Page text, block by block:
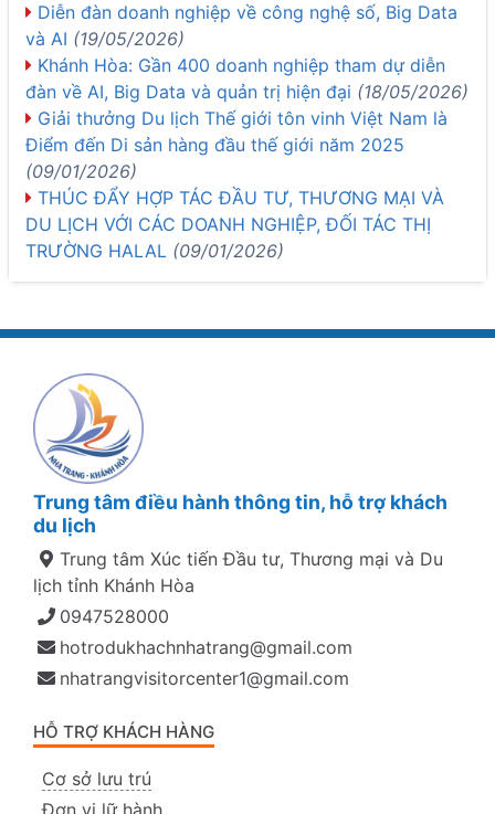
Diễn đàn doanh nghiệp về công nghệ số, Big Data
và AI (19/05/2026)
Khánh Hòa: Gần 400 doanh nghiệp tham dự diễn
đàn về AI, Big Data và quản trị hiện đại (18/05/2026)
Giải thưởng Du lịch Thế giới tôn vinh Việt Nam là
Điểm đến Di sản hàng đầu thế giới năm 2025
(09/01/2026)
THÚC ĐẨY HỢP TÁC ĐẦU TƯ, THƯƠNG MẠI VÀ
DU LỊCH VỚI CÁC DOANH NGHIỆP, ĐỐI TÁC THỊ
TRƯỜNG HALAL (09/01/2026)
Trung tâm điều hành thông tin, hỗ trợ khách
du lịch
Trung tâm Xúc tiến Đầu tư, Thương mại và Du
lịch tỉnh Khánh Hòa
0947528000
hotrodukhachnhatrang@gmail.com
nhatrangvisitorcenter1@gmail.com
HỖ TRỢ KHÁCH HÀNG
Cơ sở lưu trú
Đơn vị lữ hành